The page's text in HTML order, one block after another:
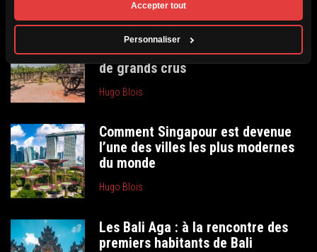
Accepter tout
Personnaliser
À la découverte des vins de
Mendoza : le paradis des amateurs
de grands crus
Hugo Blois
Comment Singapour est devenue
l’une des villes les plus modernes
du monde
Hugo Blois
Les Bali Aga : à la rencontre des
premiers habitants de Bali